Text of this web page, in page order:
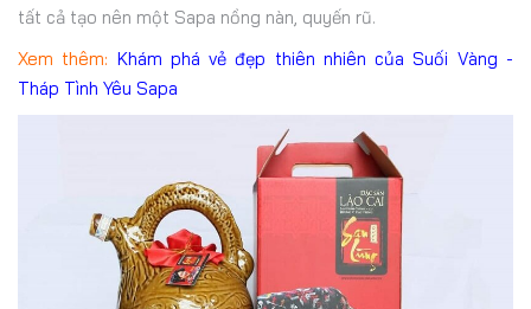
tất cả tạo nên một Sapa nồng nàn, quyến rũ.
Xem thêm: Khám phá vẻ đẹp thiên nhiên của Suối Vàng -
Tháp Tình Yêu Sapa